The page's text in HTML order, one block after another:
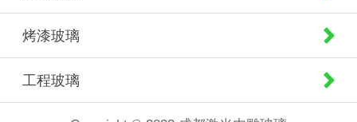
烤漆玻璃
工程玻璃